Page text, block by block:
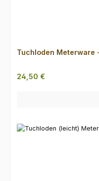
Tuchloden Meterware
Regulärer Preis:
24,50 €